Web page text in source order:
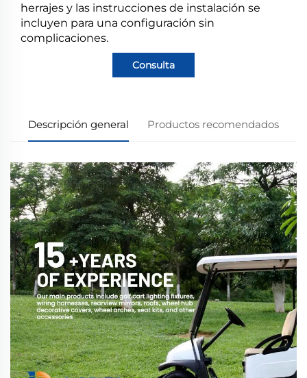
herrajes y las instrucciones de instalación se
incluyen para una configuración sin
complicaciones.
Consulta
Descripción general Productos recomendados